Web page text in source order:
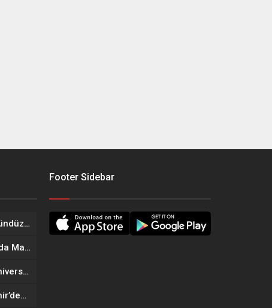
Onikişubat Belediyesi’nin Gündüz Bakımevi’nde yeni dönemin ön kayıtları başladı
Geleneksel Ağustos Fuarı’nda Madrigal Coşkusu
Onikişubat Belediyesi’nin Üniversite Hazırlık Kursu başvurularında son gün 7 Ağustos
Tekne Sahiplerine Büyükşehir’den Kritik Uyarı; Belgelerinizi Kontrol Edin!
Footer Sidebar